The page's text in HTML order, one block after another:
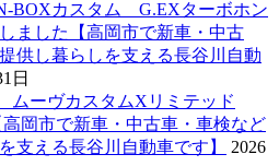
カスタム G.EXターボホン
ました【高岡市で新車・中古
供し暮らしを支える長谷川自動
日
ーヴカスタムXリミテッド
岡市で新車・中古車・車検など
支える長谷川自動車です】
2026